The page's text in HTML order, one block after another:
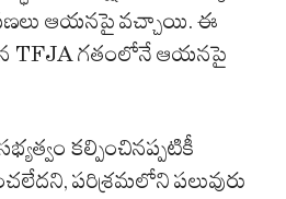
ఆయనపై వచ్చాయి. ఈ
TFJA గతంలోనే ఆయనపై
కల్పించినప్పటికీ
పరిశ్రమలోని పలువురు